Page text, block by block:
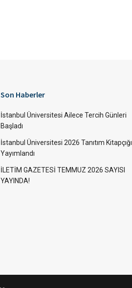
Son Haberler
İstanbul Üniversitesi Ailece Tercih Günleri
Başladı
İstanbul Üniversitesi 2026 Tanıtım Kitapçığı
Yayımlandı
İLETİM GAZETESİ TEMMUZ 2026 SAYISI
YAYINDA!